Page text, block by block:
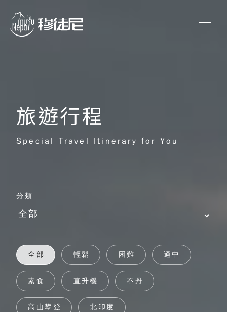
旅遊行程
Special Travel Itinerary for You
分類
全部 輕鬆 困難 適中
素食 直升機 不丹
高山攀登 北印度